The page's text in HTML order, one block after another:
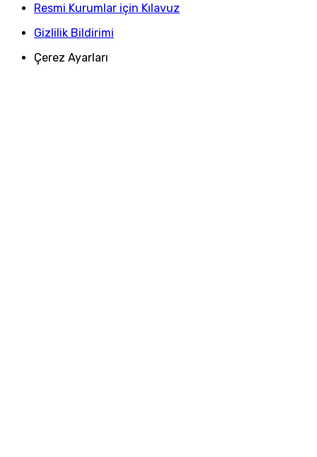
Resmi Kurumlar için Kılavuz
Gizlilik Bildirimi
Çerez Ayarları